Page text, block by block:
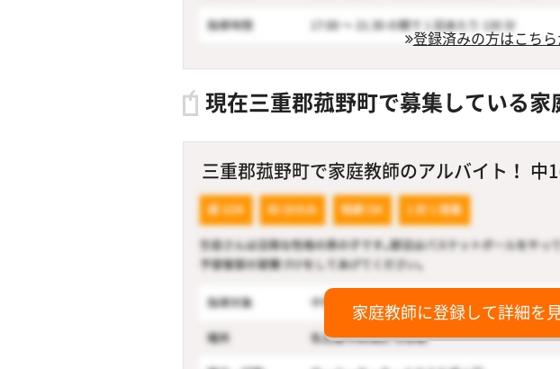
登録済みの方はこち
現在三重郡菰野町で募集している家
三重郡菰野町で家庭教師のアルバイト！ 中
家庭教師に登録して詳細を